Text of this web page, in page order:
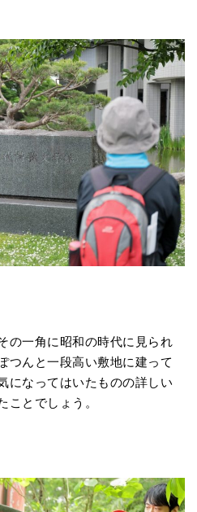
の一角に昭和の時代に見られ
つんと一段高い敷地に建って
になってはいたものの詳しい
ことでしょう。